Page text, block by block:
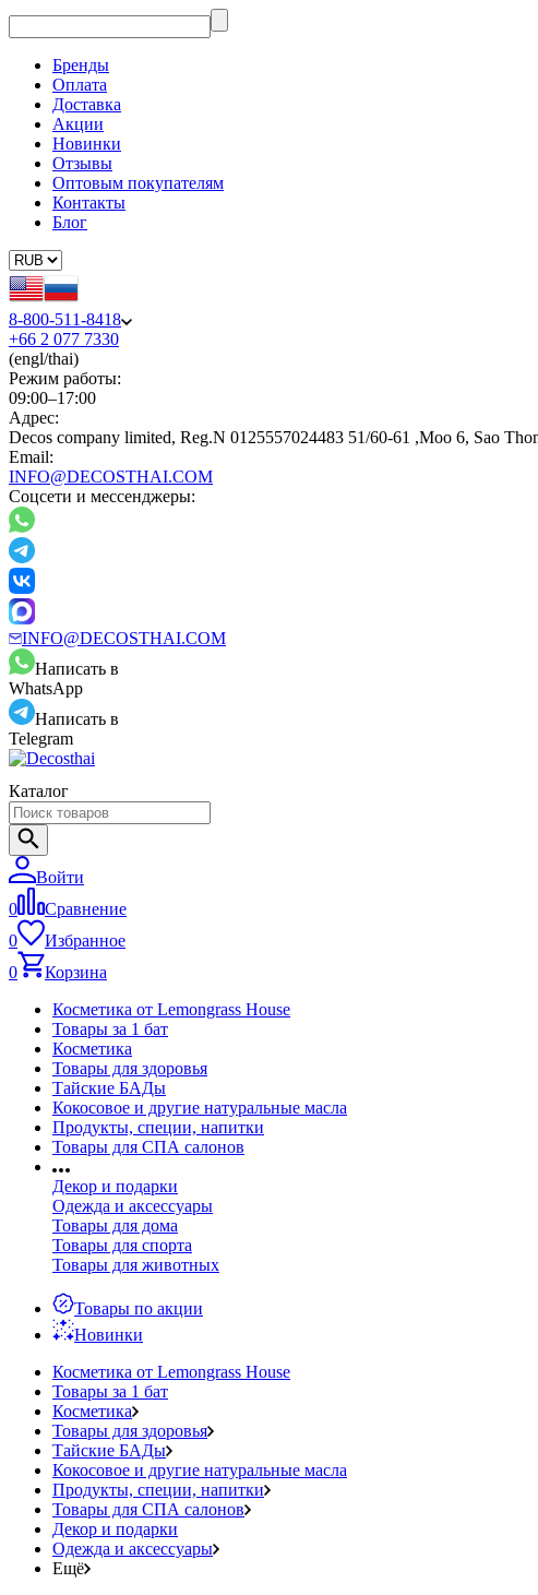
Бренды
Оплата
Доставка
Акции
Новинки
Отзывы
Оптовым покупателям
Контакты
Блог
8-800-511-8418
+66 2 077 7330
(engl/thai)
Режим работы:
09:00–17:00
Адрес:
Decos company limited, Reg.N 0125557024483 51/60-61 ,Moo 6, Sao
Email:
INFO@DECOSTHAI.COM
Соцсети и мессенджеры:
INFO@DECOSTHAI.COM
Написать в
WhatsApp
Написать в
Telegram
Каталог
Войти
0
Сравнение
0
Избранное
0
Корзина
Косметика от Lemongrass House
Товары за 1 бат
Косметика
Товары для здоровья
Тайские БАДы
Кокосовое и другие натуральные масла
Продукты, специи, напитки
Товары для СПА салонов
Декор и подарки
Одежда и аксессуары
Товары для дома
Товары для спорта
Товары для животных
Товары по акции
Новинки
Косметика от Lemongrass House
Товары за 1 бат
Косметика
Товары для здоровья
Тайские БАДы
Кокосовое и другие натуральные масла
Продукты, специи, напитки
Товары для СПА салонов
Декор и подарки
Одежда и аксессуары
Ещё